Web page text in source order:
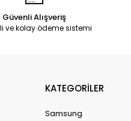
Güvenli Alışveriş
ve kolay ödeme sistemi
KATEGORİLER
Samsung